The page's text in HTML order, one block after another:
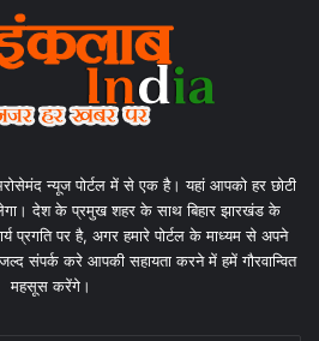
न्यूज पोर्टल में से एक है। यहां आपको हर छोटी
देश के प्रमुख शहर के साथ बिहार झारखंड के
प्रगति पर है, अगर हमारे पोर्टल के माध्यम से अपने
जल्द संपर्क करे आपकी सहायता करने में हमें गौरवान्वित
महसूस करेंगे।